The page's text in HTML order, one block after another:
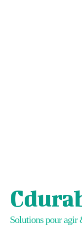
Solutions pour agir